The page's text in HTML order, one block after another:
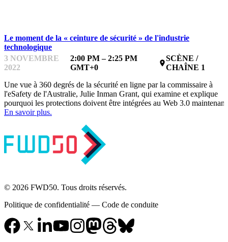
Le moment de la « ceinture de sécurité » de l'industrie
technologique
3 NOVEMBRE
2022
2:00 PM – 2:25 PM
GMT+0
place
SCÈNE /
CHAÎNE 1
Une vue à 360 degrés de la sécurité en ligne par la commissaire à
l'eSafety de l'Australie, Julie Inman Grant, qui examine et explique
pourquoi les protections doivent être intégrées au Web 3.0
En savoir plus.
© 2026 FWD50. Tous droits réservés.
Politique de confidentialité — Code de conduite